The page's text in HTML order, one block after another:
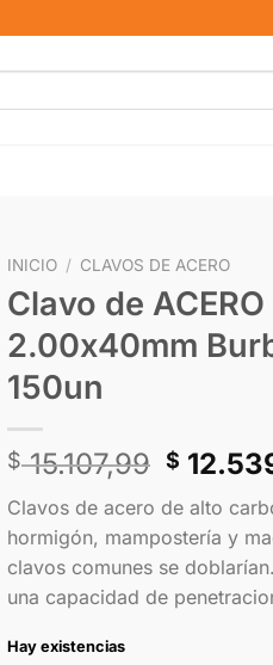
INICIO / CLAVOS DE ACERO
Clavo de
2.00x40mm
150un
$15.107,99 $
Clavos de acero de alto
hormigón, mampostería y
clavos comunes se
una capacidad de
Hay existencias